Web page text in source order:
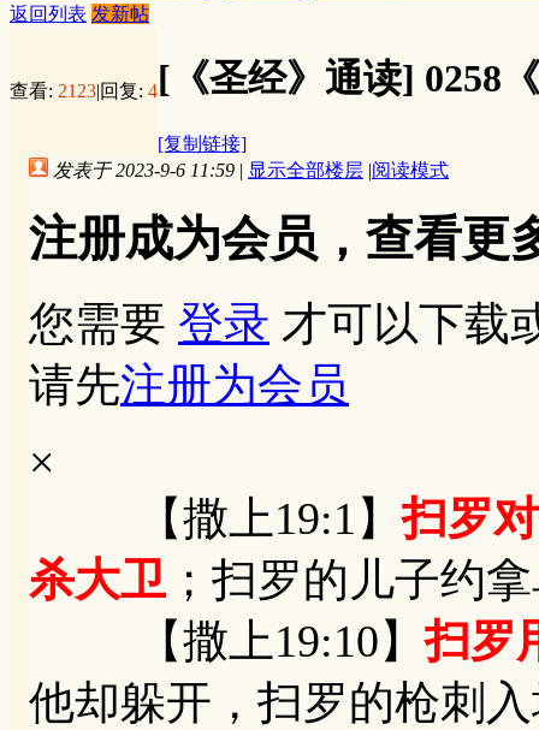
返回列表 发新帖
查看: 2123|回复: 4[《圣经》通读] 0258
[复制链接]
发表于 2023-9-6 11:59 | 显示全部楼层 |阅读模式
注册成为会员，查看更
您需要 登录 才可以下载
请先注册为会员
×
【撒上19:1】扫罗
杀大卫 ；扫罗的儿子约
【撒上19:10】扫罗
他却躲开，扫罗的枪刺